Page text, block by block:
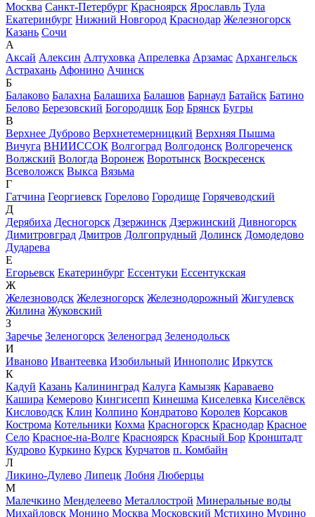
Москва Санкт-Петербург Красноярск Ярославль Тула
Екатеринбург Нижний Новгород Краснодар Железногорск
Казань Сочи
А
Аксай Алексин Алтуховка Апрелевка Арзамас Архангельск
Астрахань Афонино Ачинск
Б
Балаково Балахна Балашиха Балашов Барнаул Батайск Батино
Белово Березовский Богородицк Бор Брянск Бугры
В
Верхнее Дуброво Верхнетемерницкий Верхняя Пышма
Вичуга ВНИИССОК Волгоград Волгодонск Волгореченск
Волжский Вологда Воронеж Воротынск Воскресенск
Всеволожск Выкса Вязьма
Г
Гатчина Георгиевск Горелово Городище Горячеводский
Д
Дерябиха Десногорск Дзержинск Дзержинский Дивногорск
Димитровград Дмитров Долгопрудный Долинск Домодедово
Дударева
Е
Егорьевск Екатеринбург Ессентуки Ессентукская
Ж
Железноводск Железногорск Железнодорожный Жигулевск
Жилина Жуковский
З
Заречье Зеленогорск Зеленоград Зеленодольск
И
Иваново Ивантеевка Изобильный Иннополис Иркутск
К
Кадуй Казань Калининград Калуга Камызяк Караваево
Кашира Кемерово Кингисепп Кинешма Киселевка Киселёвск
Кисловодск Клин Колпино Кондратово Королев Корсаков
Кострома Котельники Кохма Красногорск Краснодар Красное
Село Красное-на-Волге Красноярск Красный Бор Кронштадт
Кудрово Куркино Курск Курчатов п. Комбайн
Л
Ликино-Дулево Липецк Лобня Люберцы
М
Малечкино Менделеево Металлострой Минеральные воды
Михайловск Монино Москва Московский Мстихино Мурино